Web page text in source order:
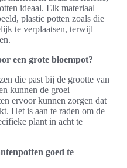
ideaal. Elk materiaal
plastic potten zoals die
te verplaatsen, terwijl
een grote bloempot?
die past bij de grootte van
kunnen de groei
ervoor kunnen zorgen dat
Het is aan te raden om de
plant in acht te
goed te